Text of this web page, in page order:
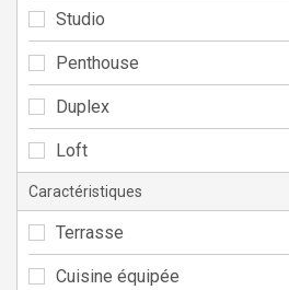
Studio
Penthouse
Duplex
Loft
Caractéristiques
Terrasse
Cuisine équipée